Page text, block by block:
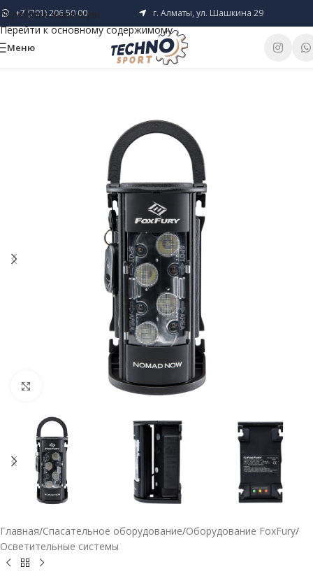
Перейти к навигации
Перейти к основному содержимому
+7 (701) 206 50 00 г. Алматы, ул. Шашкина 29
Меню
Нажмите, чтобы увеличить
Главная/Спасательное оборудование/Оборудование FoxFury/
Осветительные системы